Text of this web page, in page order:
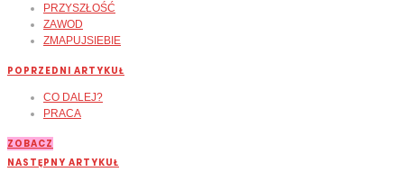
PRZYSZŁOŚĆ
ZAWOD
ZMAPUJSIEBIE
POPRZEDNI ARTYKUŁ
CO DALEJ?
PRACA
ZOBACZ
NASTĘPNY ARTYKUŁ